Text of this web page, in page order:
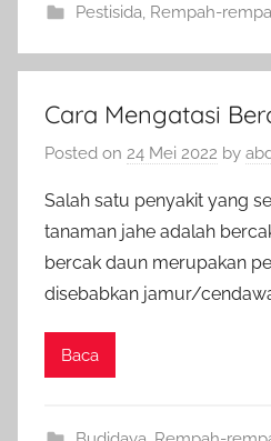
Pestisida Rempah-
Cara Mengatasi
Posted on 24 Mei 2022 by
Salah satu penyakit yang
tanaman jahe adalah
bercak daun merupakan
disebabkan jamur/
Baca